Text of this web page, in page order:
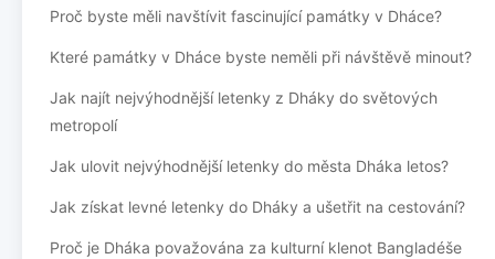
Proč byste měli navštívit fascinující památky v Dháce?
Které památky v Dháce byste neměli při návštěvě minout?
Jak najít nejvýhodnější letenky z Dháky do světových
metropolí
Jak ulovit nejvýhodnější letenky do města Dháka letos?
Jak získat levné letenky do Dháky a ušetřit na cestování?
Proč je Dháka považována za kulturní klenot Bangladéše